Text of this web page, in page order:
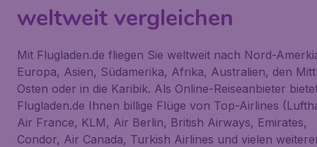
weltweit vergleichen
Mit Flugladen.de fliegen Sie weltweit nach Nord-
Europa, Asien, Südamerika, Afrika, Australien, den
Osten oder in die Karibik. Als Online-Reiseanbieter
Flugladen.de Ihnen billige Flüge von Top-Airlines
Air France, KLM, Air Berlin, British Airways, Emirates,
Condor, Air Canada, Turkish Airlines und vielen